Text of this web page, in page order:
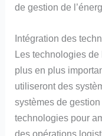
de gestion de
Intégration des
Les technologies de
plus en plus
utiliseront des
systèmes de gestion
technologies pour